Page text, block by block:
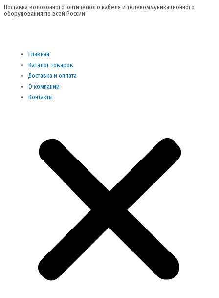
Перейти
к
Поставка волоконного-оптического кабеля и телекоммуникационного
оборудования по всей России
Главная
Каталог товаров
Доставка и оплата
О компании
Контакты